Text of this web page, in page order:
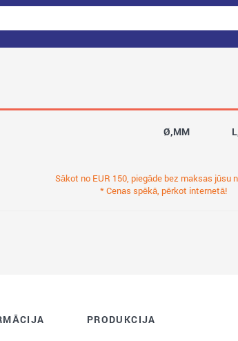
Ø,MM
Sākot no EUR 150, piegāde bez maksas jūsu
* Cenas spēkā, pērkot internetā!
PRODUKCIJA